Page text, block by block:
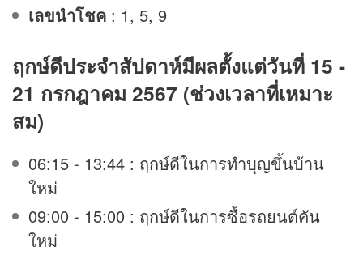
เลขนำโชค : 1, 5, 9
ฤกษ์ดีประจำสัปดาห์มีผลตั้งแต่วันที่ 15 -
21 กรกฎาคม 2567 (ช่วงเวลาที่เหมาะ
สม)
06:15 - 13:44 : ฤกษ์ดีในการทำบุญขึ้นบ้าน
ใหม่
09:00 - 15:00 : ฤกษ์ดีในการซื้อรถยนต์คัน
ใหม่